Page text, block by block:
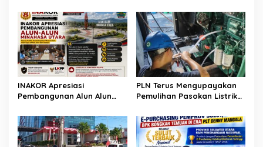
Peralatan Guna Pastikan
Keandalan Listrik
Kepulauan Nusa Utara
Abuse of Power
INAKOR Apresiasi
Pembangunan Alun Alun
Audensi Dinilai Memberikan
Penjelasan Positif
PLN Terus Mengupayakan
Pemulihan Pasokan Listrik